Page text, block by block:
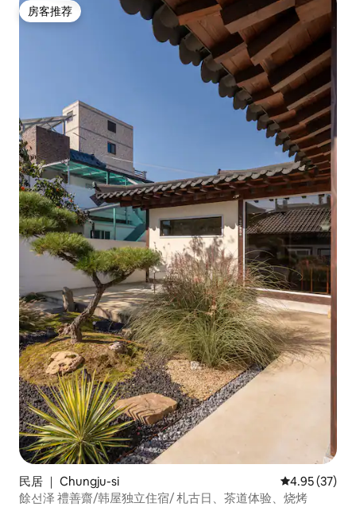
房客推荐
房客推荐
民居 ｜ Chungju-si 平均评分
4.95 (37)
餘선泽 禮善齋/韩屋独立住宿/ 札古日、茶道体验、烧烤